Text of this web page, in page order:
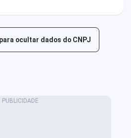
ocultar dados do CNPJ